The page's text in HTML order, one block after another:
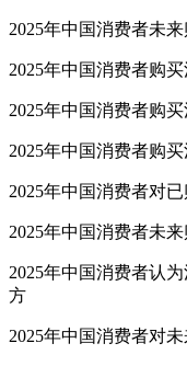
2025年中国消费者未
2025年中国消费者购
2025年中国消费者购
2025年中国消费者购
2025年中国消费者对
2025年中国消费者未
2025年中国消费者认
方
2025年中国消费者对